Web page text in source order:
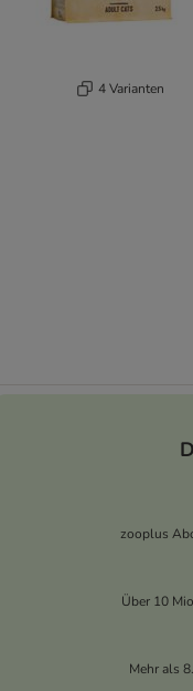
4 Varianten
zooplus
Über 10
Mehr als